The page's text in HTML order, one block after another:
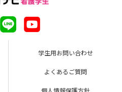
学生用お問い合わせ
よくあるご質問
個人情報保護方針